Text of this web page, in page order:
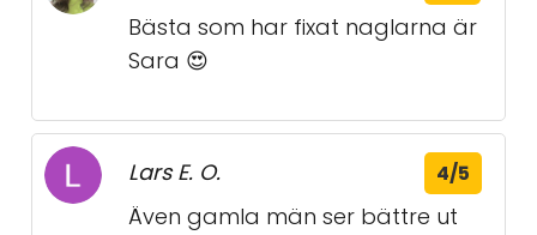
Bästa som har fixat naglarna är
Sara 😍
Lars E. O. 4/5
Även gamla män ser bättre ut